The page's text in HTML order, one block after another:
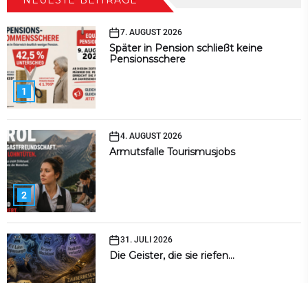
1
7. AUGUST 2026
Später in Pension schließt keine
Pensionsschere
2
4. AUGUST 2026
Armutsfalle Tourismusjobs
31. JULI 2026
Die Geister, die sie riefen…